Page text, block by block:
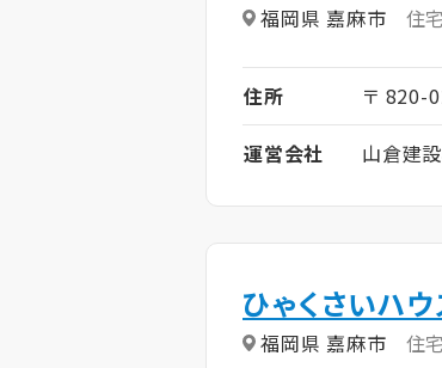
福岡県 嘉麻市 住
住所
〒 820-
運営会社
山倉建
ひゃくさいハ
福岡県 嘉麻市 住